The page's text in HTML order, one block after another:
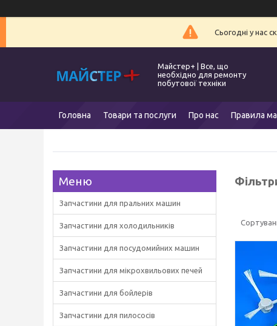
Сьогодні у нас
Майстер+ | Все, що
необхідно для ремонту
побутової техніки
Головна Товари та послуги Про нас Правила
Запчастини для пральних машин
Запчастини для холодильників
Запчастини для посудомийних машин
Запчастини для мікрохвильових печей
Запчастини для бойлерів
Запчастини для пилососів